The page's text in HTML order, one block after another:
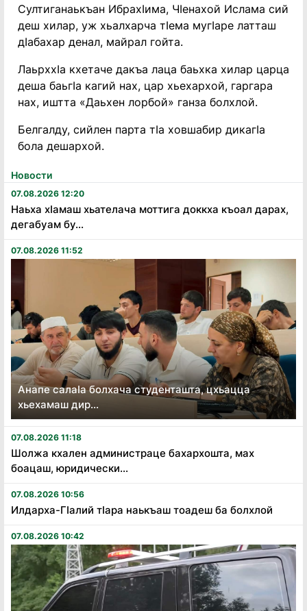
Новости
07.08.2026 12:20
Наьха хӏамаш хьателача моттига доккха къоал дарах,
дегабуам бу...
07.08.2026 11:52
Анапе салаӏа болхача студенташта, цхьацца
хьехамаш дир...
07.08.2026 11:18
Шолжа кхален администраце бахархошта, мах
боацаш, юридически...
07.08.2026 10:56
Илдарха-Гӏалий тӏара наькъаш тоадеш ба болхлой
07.08.2026 10:42
Султиганаькъан ИбрахӀима, ЧӀенахой Ислама сий
деш хилар, уж хьалхарча тӀема мугӀаре латташ
дӀабахар денал, майрал гойта.
ЛаьрххӀа кхетаче дакъа лаца баьхка хилар царца
деша баьгӀа кагий нах, цар хьехархой, гаргара
нах, иштта «Даьхен лорбой» ганза болхлой.
Белгалду, сийлен парта тӀа ховшабир дикагӀа
бола дешархой.